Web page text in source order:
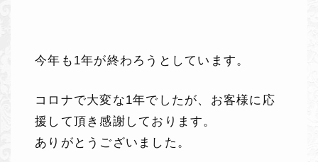
今年も1年が終わろうとしています。
コロナで大変な1年でしたが、お客様に応
援して頂き感謝しております。
ありがとうございました。